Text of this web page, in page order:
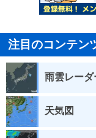
注目のコンテン
雨雲レーダ
天気図